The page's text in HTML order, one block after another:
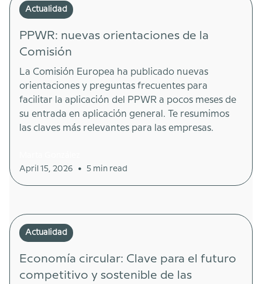
Actualidad
PPWR: nuevas orientaciones de la
Comisión
La Comisión Europea ha publicado nuevas
orientaciones y preguntas frecuentes para
facilitar la aplicación del PPWR a pocos meses de
su entrada en aplicación general. Te resumimos
las claves más relevantes para las empresas.
April 15, 2026
• 5 min read
Actualidad
Economía circular: Clave para el futuro
competitivo y sostenible de las